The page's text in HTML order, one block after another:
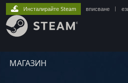
МАГАЗИН
Инсталирайте Steam вписване